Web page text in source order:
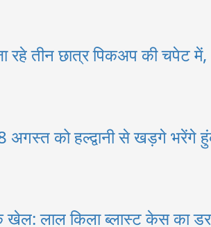
तीन छात्र पिकअप की चपेट में,
को हल्द्वानी से खड़गे भरेंगे
खेल: लाल किला ब्लास्ट केस का